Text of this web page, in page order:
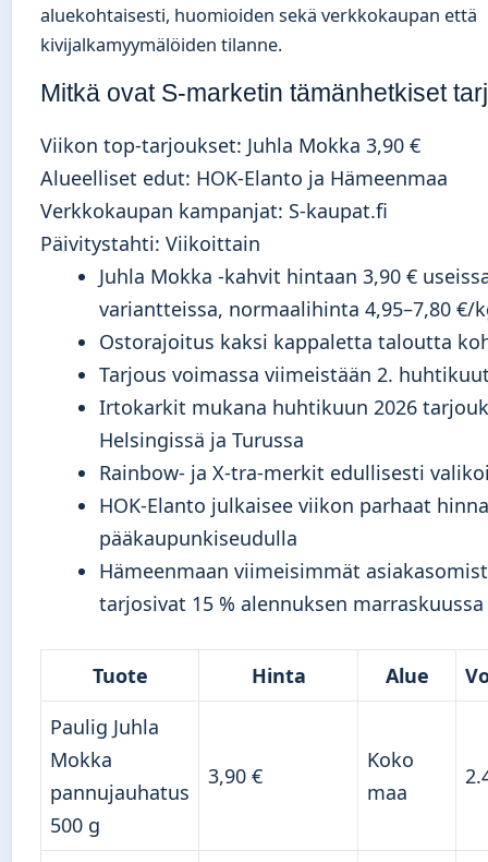
aluekohtaisesti, huomioiden sekä verkkokaupan että
kivijalkamyymälöiden tilanne.
Mitkä ovat S-marketin tämänhetkiset
Viikon top-tarjoukset: Juhla Mokka 3,90 €
Alueelliset edut: HOK-Elanto ja Hämeenmaa
Verkkokaupan kampanjat: S-kaupat.fi
Päivitystahti: Viikoittain
Juhla Mokka -kahvit hintaan 3,90 €
variantteissa, normaalihinta 4,95–7,80 €/
Ostorajoitus kaksi kappaletta taloutta
Tarjous voimassa viimeistään 2.
Irtokarkit mukana huhtikuun 2026
Helsingissä ja Turussa
Rainbow- ja X-tra-merkit edullisesti
HOK-Elanto julkaisee viikon parhaat
pääkaupunkiseudulla
Hämeenmaan viimeisimmät
tarjosivat 15 % alennuksen marraskuussa
Tuote Hinta Alue
Paulig Juhla
Mokka
pannujauhatus
500 g
3,90 €
Koko
maa